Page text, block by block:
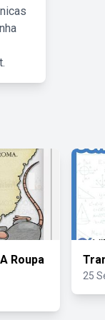
Roupa
25